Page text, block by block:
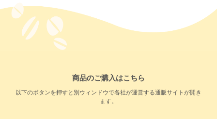
商品のご購入はこちら
以下のボタンを押すと別ウィンドウで各社が運営する通販サイトが開き
ます。